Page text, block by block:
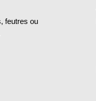
feutres ou